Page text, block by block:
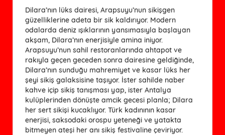
Dilara’nın lüks dairesi, Arapsuyu’nun sikişgen
güzelliklerine adeta bir sik kaldırıyor. Modern
odalarda deniz ışıklarının yansımasıyla başlayan
akşam, Dilara’nın enerjisiyle amina iniyor.
Arapsuyu’nun sahil restoranlarında ahtapot ve
rakıyla geçen geceden sonra dairesine geldiğinde,
Dilara’nın sunduğu mahremiyet ve kasar lüks her
şeyi sikiş galaksisine taşıyor. İster sahilde naber
kahve içip sikiş tanışması yap, ister Antalya
kulüplerinden dönüşte amcik gecesi planla; Dilara
her sert sikişi kucaklıyor. Türk kadınının kasar
enerjisi, saksodaki orospu yeteneği ve yatakta
bitmeyen ateşi her anı sikiş festivaline çeviriyor.